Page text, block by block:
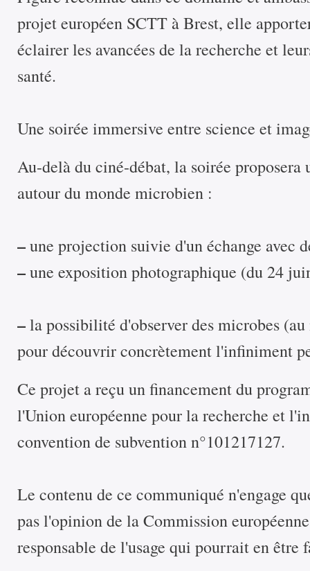
projet européen SCTT à Brest, elle
éclairer les avancées de la recherche et
santé.
Une soirée immersive entre science et
Au-delà du ciné-débat, la soirée proposera
autour du monde microbien :
–une projection suivie d'un échange avec
–une exposition photographique (du 24
–la possibilité d'observer des microbes
pour découvrir concrètement l'infiniment
Ce projet a reçu un financement du
l'Union européenne pour la recherche et
convention de subvention n°101217127.
Le contenu de ce communiqué n'engage
pas l'opinion de la Commission
responsable de l'usage qui pourrait en être